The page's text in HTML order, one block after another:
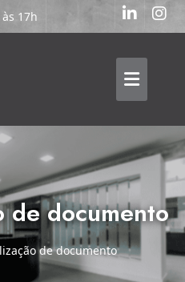
17h
de documento
de documento